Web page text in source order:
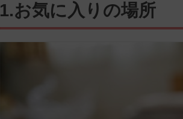
1.お気に入りの場所